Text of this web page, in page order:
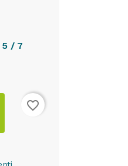
/ 7
favorite_border